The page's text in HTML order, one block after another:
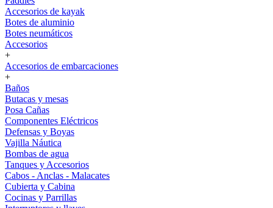
Accesorios de kayak
Botes de aluminio
Botes neumáticos
Accesorios
+
Accesorios de embarcaciones
+
Baños
Butacas y mesas
Posa Cañas
Componentes Eléctricos
Defensas y Boyas
Vajilla Náutica
Bombas de agua
Tanques y Accesorios
Cabos - Anclas - Malacates
Cubierta y Cabina
Cocinas y Parrillas